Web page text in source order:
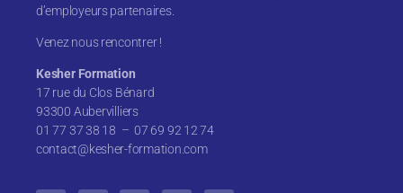
d’employeurs partenaires.
Venez nous rencontrer !
Kesher Formation
17 rue du Clos Bénard
93300 Aubervilliers
01 77 37 38 18 – 07 69 92 12 74
contact@kesher-formation.com